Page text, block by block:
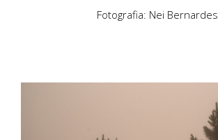
Fotografia: Nei Bernardes